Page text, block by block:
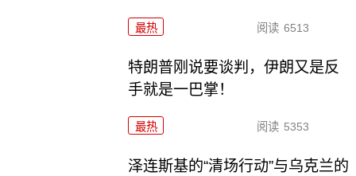
最热 阅读 6513
特朗普刚说要谈判，伊朗又是反
手就是一巴掌！
最热 阅读 5353
泽连斯基的“清场行动”与乌克兰的